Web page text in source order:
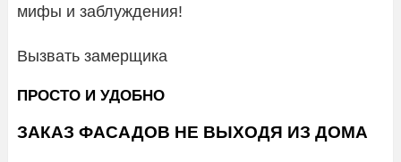
мифы и заблуждения!
Вызвать замерщика
ПРОСТО И УДОБНО
ЗАКАЗ ФАСАДОВ НЕ ВЫХОДЯ ИЗ ДОМА